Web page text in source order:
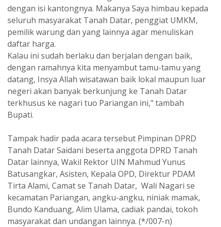
dengan isi kantongnya. Makanya Saya himbau kepada
seluruh masyarakat Tanah Datar, penggiat UMKM,
pemilik warung dan yang lainnya agar menuliskan
daftar harga.
Kalau ini sudah berlaku dan berjalan dengan baik,
dengan ramahnya kita menyambut tamu-tamu yang
datang, Insya Allah wisatawan baik lokal maupun luar
negeri akan banyak berkunjung ke Tanah Datar
terkhusus ke nagari tuo Pariangan ini," tambah
Bupati.
Tampak hadir pada acara tersebut Pimpinan DPRD
Tanah Datar Saidani beserta anggota DPRD Tanah
Datar lainnya, Wakil Rektor UIN Mahmud Yunus
Batusangkar, Asisten, Kepala OPD, Direktur PDAM
Tirta Alami, Camat se Tanah Datar, Wali Nagari se
kecamatan Pariangan, angku-angku, niniak mamak,
Bundo Kanduang, Alim Ulama, cadiak pandai, tokoh
masyarakat dan undangan lainnya. (*/007-n)